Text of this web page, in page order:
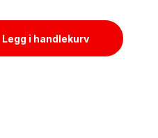
Legg i handlekurv